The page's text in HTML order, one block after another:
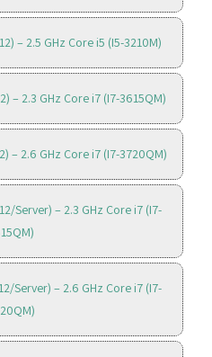
– 2.5 GHz Core i5 (I5-3210M)
– 2.3 GHz Core i7 (I7-3615QM)
– 2.6 GHz Core i7 (I7-3720QM)
Server) – 2.3 GHz Core i7 (I7-
Server) – 2.6 GHz Core i7 (I7-